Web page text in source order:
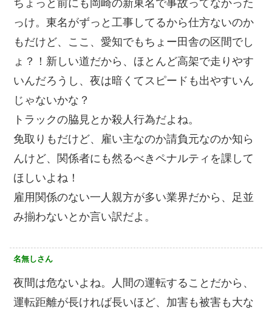
ちょっと前にも岡崎の新東名で事故ってなかった
っけ。東名がずっと工事してるから仕方ないのか
もだけど、ここ、愛知でもちょー田舎の区間でし
ょ？！新しい道だから、ほとんど高架で走りやす
いんだろうし、夜は暗くてスピードも出やすいん
じゃないかな？
トラックの脇見とか殺人行為だよね。
免取りもだけど、雇い主なのか請負元なのか知ら
んけど、関係者にも然るべきペナルティを課して
ほしいよね！
雇用関係のない一人親方が多い業界だから、足並
み揃わないとか言い訳だよ。
名無しさん
夜間は危ないよね。人間の運転することだから、
運転距離が長ければ長いほど、加害も被害も大な